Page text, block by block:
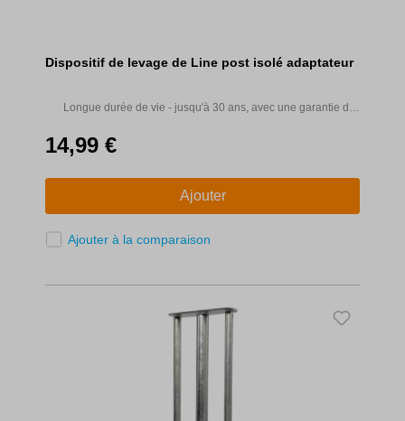
Dispositif de levage de Line post isolé adaptateur
Longue durée de vie - jusqu'à 30 ans, avec une garantie de
14,99 €
Ajouter
Ajouter à la comparaison